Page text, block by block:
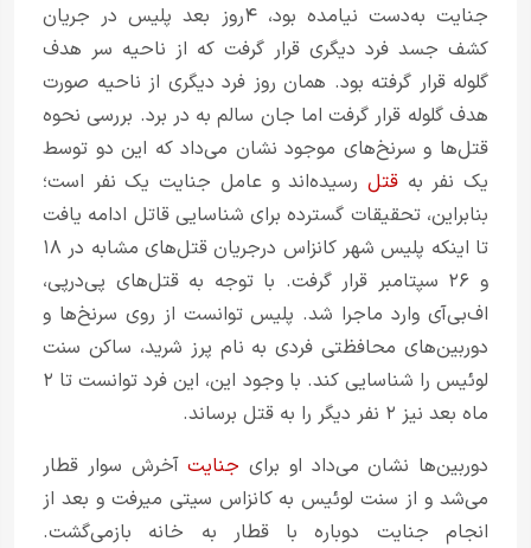
جنایت به‌دست نیامده بود، ۴روز بعد پلیس در جریان
کشف جسد فرد دیگری قرار گرفت که از ناحیه سر هدف
گلوله قرار گرفته بود. همان روز فرد دیگری از ناحیه صورت
هدف گلوله قرار گرفت اما جان سالم به‌ در برد. بررسی‌ نحوه
قتل‌ها و سرنخ‌های موجود نشان می‌داد که این‌ دو توسط
یک نفر بهقتل رسیده‌اند و عامل جنایت یک نفر است؛
بنابراین، تحقیقات گسترده‌ برای شناسایی قاتل ادامه یافت
تا اینکه پلیس شهر کانزاس درجریان قتل‌های مشابه در ۱۸
و ۲۶ سپتامبر قرار گرفت. با توجه به قتل‌های پی‌درپی،
اف‌بی‌آی وارد ماجرا شد. پلیس توانست از روی سرنخ‌ها و
دوربین‌های محافظتی فردی به نام پرز شرید، ساکن سنت
ماه بعد نیز ۲ نفر دیگر را به قتل برساند.
دوربین‌ها نشان می‌داد او برای جنایتآخرش سوار قطار
می‌شد و از سنت لوئیس به کانزاس سیتی می‎رفت و بعد از
انجام جنایت دوباره با قطار به خانه بازمی‌گشت.